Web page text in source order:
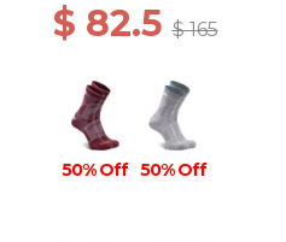
$ 82.5$ 165
50% Off 50% Off